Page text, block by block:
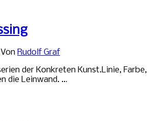
Von Rudolf Graf
der Konkreten Kunst.Linie, Farbe,
die Leinwand. …